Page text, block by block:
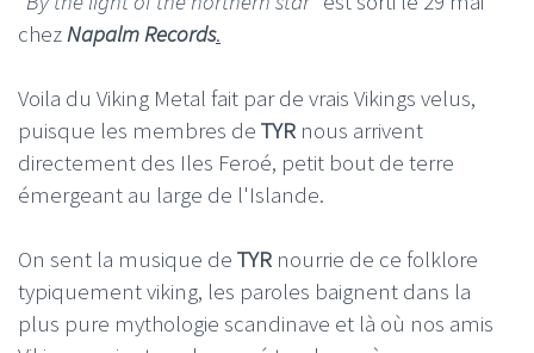
chezNapalm Records.
Voila du Viking Metal fait par de vrais Vikings velus,
puisque les membres de TYR nous arrivent
directement des Iles Feroé, petit bout de terre
émergeant au large de l'Islande.
On sent la musique de TYR nourrie de ce folklore
typiquement viking, les paroles baignent dans la
plus pure mythologie scandinave et là où nos amis